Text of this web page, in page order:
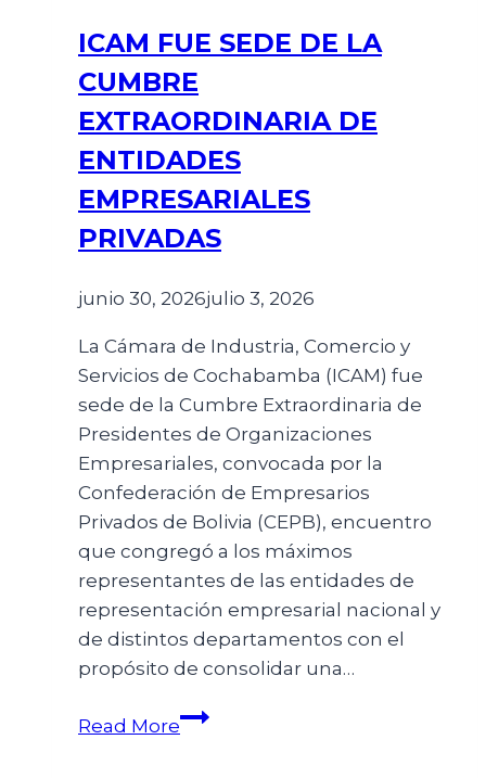
ICAM FUE SEDE DE LA
CUMBRE
EXTRAORDINARIA DE
ENTIDADES
EMPRESARIALES
PRIVADAS
junio 30, 2026julio 3, 2026
La Cámara de Industria, Comercio y
Servicios de Cochabamba (ICAM) fue
sede de la Cumbre Extraordinaria de
Presidentes de Organizaciones
Empresariales, convocada por la
Confederación de Empresarios
Privados de Bolivia (CEPB), encuentro
que congregó a los máximos
representantes de las entidades de
representación empresarial nacional y
de distintos departamentos con el
propósito de consolidar una…
Read More